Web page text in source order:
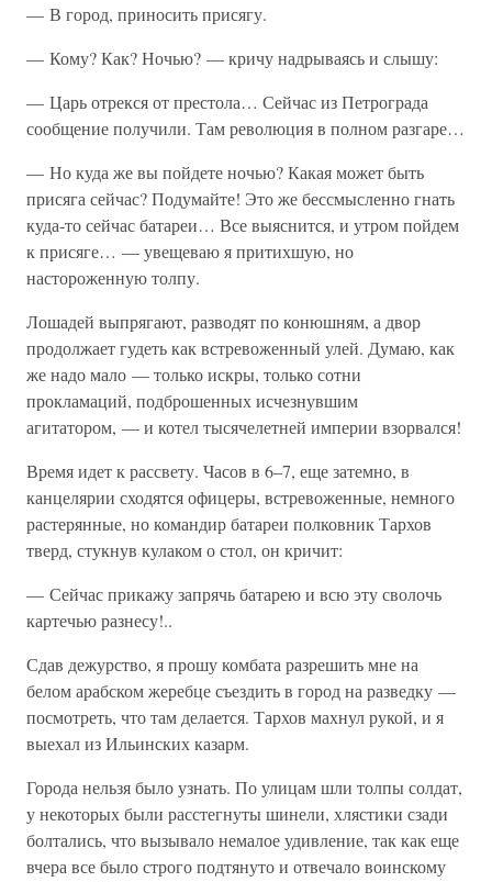
— В город, приносить присягу.
— Кому? Как? Ночью? — кричу надрываясь и слышу:
— Царь отрекся от престола… Сейчас из Петрограда
сообщение получили. Там революция в полном разгаре…
— Но куда же вы пойдете ночью? Какая может быть
присяга сейчас? Подумайте! Это же бессмысленно гнать
куда-то сейчас батареи… Все выяснится, и утром пойдем
к присяге… — увещеваю я притихшую, но
настороженную толпу.
Лошадей выпрягают, разводят по конюшням, а двор
продолжает гудеть как встревоженный улей. Думаю, как
же надо мало — только искры, только сотни
прокламаций, подброшенных исчезнувшим
агитатором, — и котел тысячелетней империи взорвался!
Время идет к рассвету. Часов в 6–7, еще затемно, в
канцелярии сходятся офицеры, встревоженные, немного
растерянные, но командир батареи полковник Тархов
тверд, стукнув кулаком о стол, он кричит:
— Сейчас прикажу запрячь батарею и всю эту сволочь
картечью разнесу!..
Сдав дежурство, я прошу комбата разрешить мне на
белом арабском жеребце съездить в город на разведку —
посмотреть, что там делается. Тархов махнул рукой, и я
выехал из Ильинских казарм.
Города нельзя было узнать. По улицам шли толпы солдат,
у некоторых были расстегнуты шинели, хлястики сзади
болтались, что вызывало немалое удивление, так как еще
вчера все было строго подтянуто и отвечало воинскому